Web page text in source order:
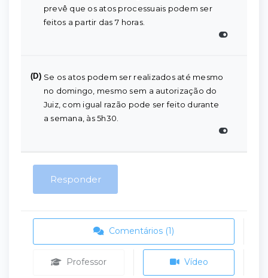
prevê que os atos processuais podem ser
feitos a partir das 7 horas.
(D) Se os atos podem ser realizados até mesmo
no domingo, mesmo sem a autorização do
Juiz, com igual razão pode ser feito durante
a semana, às 5h30.
Responder
Comentários (1)
Professor Vídeo